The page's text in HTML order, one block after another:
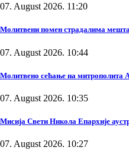
07. August 2026. 11:20
Молитвени помен страдалима
07. August 2026. 10:44
Молитвено сећање на митрополита
07. August 2026. 10:35
Мисија Свети Никола Епархије
07. August 2026. 10:27